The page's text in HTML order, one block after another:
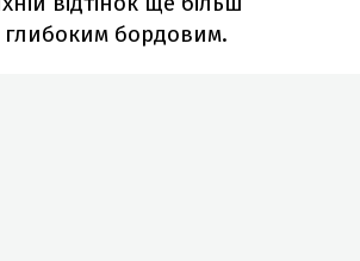
бордовим.